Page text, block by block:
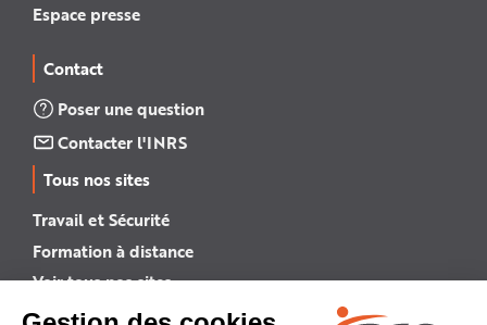
Espace presse
Contact
Poser une question
Contacter l'INRS
Tous nos sites
Travail et Sécurité
Formation à distance
Voir tous nos sites →